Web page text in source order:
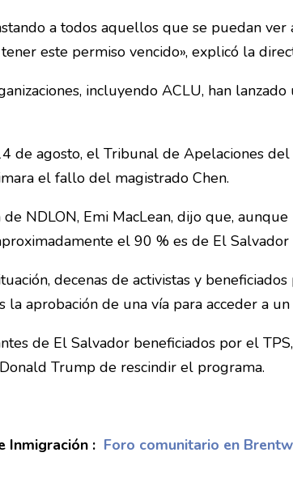
a todos aquellos que se puedan
este permiso vencido», explicó la
incluyendo ACLU, han
de agosto, el Tribunal de Apelaciones
el fallo del magistrado Chen.
de NDLON, Emi MacLean, dijo que,
el 90 % es de El
decenas de activistas y
la aprobación de una vía para acceder a
de El Salvador beneficiados por el
Trump de rescindir el programa.
Inmigración : Foro comunitario en